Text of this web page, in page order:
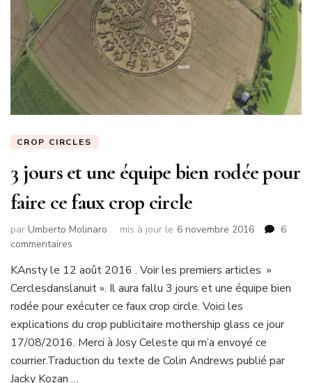
CROP CIRCLES
3 jours et une équipe bien rodée pour
faire ce faux crop circle
par Umberto Molinaro mis à jour le 6 novembre 2016
6
commentaires
jours
et
une
bien
rodée
pour
KAnsty le 12 août 2016 . Voir les premiers articles »
Cerclesdanslanuit ». Il aura fallu 3 jours et une équipe bien
rodée pour exécuter ce faux crop circle. Voici les
explications du crop publicitaire mothership glass ce jour
17/08/2016. Merci à Josy Celeste qui m’a envoyé ce
courrier.Traduction du texte de Colin Andrews publié par
Jacky Kozan …